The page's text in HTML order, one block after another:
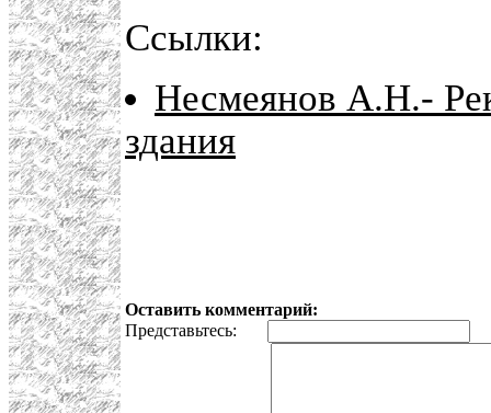
Ссылки:
Несмеянов А.Н.-
здания
Оставить комментарий:
Представьтесь: